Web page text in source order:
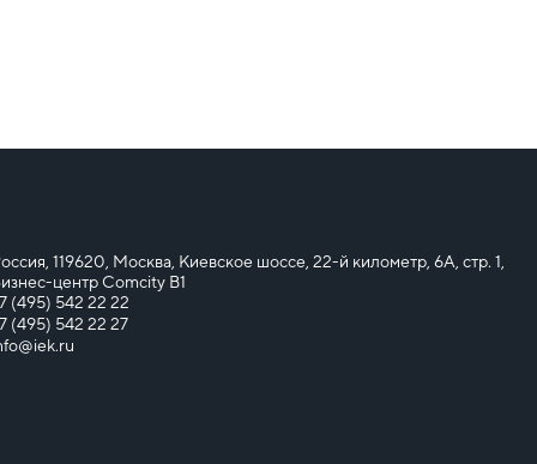
119620, Москва, Киевское шоссе, 22-й километр, 6А, стр. 1,
центр Comcity B1
(495) 542 22 22
(495) 542 22 27